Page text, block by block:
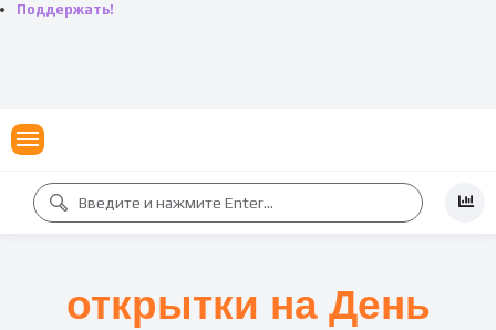
Поддержать!
открытки на День